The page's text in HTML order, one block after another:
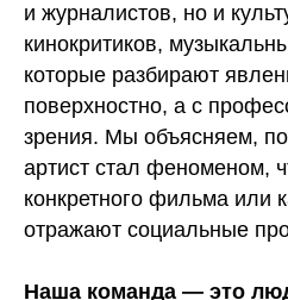
и журналистов, но и
кинокритиков,
которые разбирают
поверхностно, а с
зрения. Мы объясняем,
артист стал феноменом,
конкретного фильма или
отражают социальные
Наша команда — это